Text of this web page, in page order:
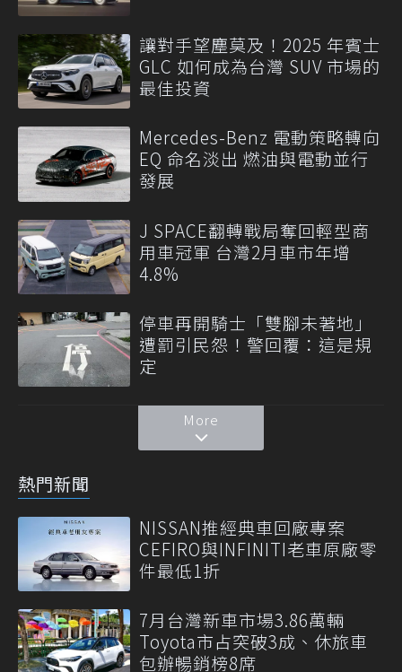
讓對手望塵莫及！2025 年賓士
GLC 如何成為台灣 SUV 市場的
最佳投資
Mercedes-Benz 電動策略轉向
EQ 命名淡出 燃油與電動並行
發展
J SPACE翻轉戰局奪回輕型商
用車冠軍 台灣2月車市年增
4.8%
停車再開騎士「雙腳未著地」
遭罰引民怨！警回覆：這是規
定
More
熱門新聞
NISSAN推經典車回廠專案
CEFIRO與INFINITI老車原廠零
件最低1折
7月台灣新車市場3.86萬輛
Toyota市占突破3成、休旅車
包辦暢銷榜8席